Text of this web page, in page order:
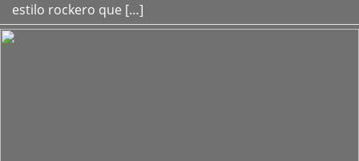
estilo rockero que […]